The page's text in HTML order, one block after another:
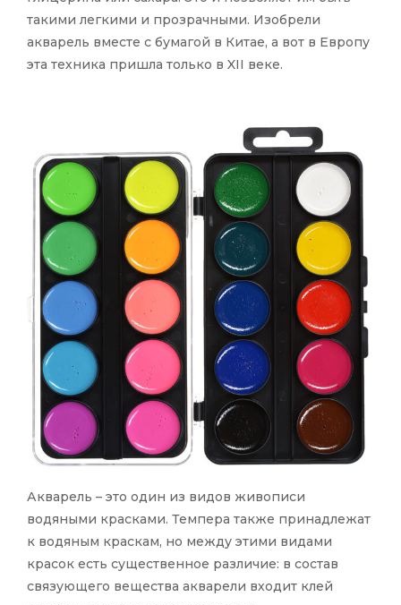
такими легкими и прозрачными. Изобрели
акварель вместе с бумагой в Китае, а вот в Европу
эта техника пришла только в XII веке.
Акварель – это один из видов живописи
водяными красками. Темпера также принадлежат
к водяным краскам, но между этими видами
красок есть существенное различие: в состав
связующего вещества акварели входит клей